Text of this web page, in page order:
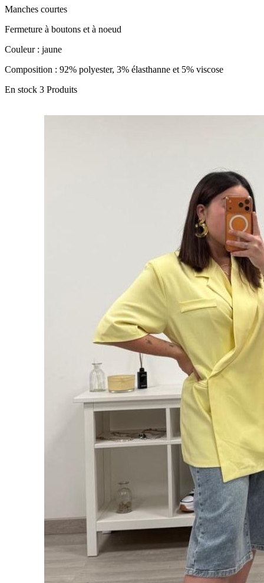
Manches courtes
Fermeture à boutons et à noeud
Couleur : jaune
Composition : 92% polyester, 3% élasthanne et 5% viscose
En stock 3 Produits